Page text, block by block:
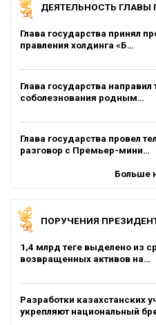
ДЕЯТЕЛЬНОСТЬ ГЛАВЫ
Глава государства принял
правления холдинга «Б…
Глава государства
соболезнования родным…
Глава государства провел
разговор с Премьер-мини…
Больше
ПОРУЧЕНИЯ
1,4 млрд теңге выделено из
возвращенных активов на…
Разработки казахстанских
укрепляют национальный